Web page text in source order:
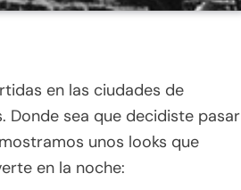
en las ciudades de
Donde sea que decidiste pasar
unos looks que
en la noche: